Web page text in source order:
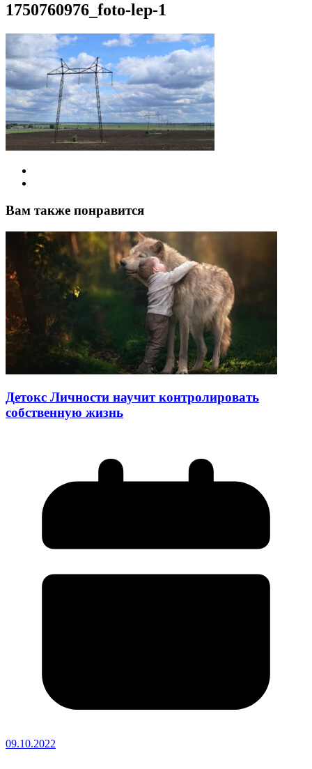
1750760976_foto-lep-1
Вам также понравится
Детокс Личности научит контролировать
собственную жизнь
09.10.2022